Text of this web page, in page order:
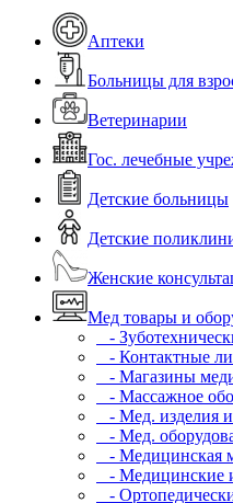
Аптеки
Больницы для
Ветеринарии
Гос. лечебные
Детские больницы
Детские
Женские
Мед товары и
-
- Контактные
- Магазины
- Массажное
- Мед. изделия
- Мед.
- Медицинская
- Медицинские
-